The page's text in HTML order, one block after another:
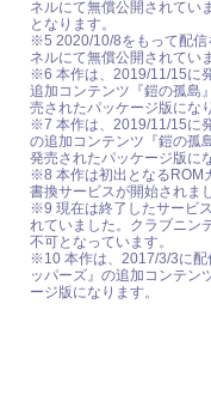
ネルにて無償公開されてい
となります。
※5 2020/10/8をもって配信
ネルにて無償公開されてい
※6 本作は、2019/11/15に
追加コンテンツ『鎧の孤島
売されたパッケージ版にな
※7 本作は、2019/11/15に
の追加コンテンツ『鎧の孤
発売されたパッケージ版に
※8 本作は初出となるROM
書換サービスが開始されま
※9 現在は終了したサービ
れていました。クラブニン
不可となっています。
※10 本作は、2017/3/3に配
ッパーズ』の追加コンテン
ージ版になります。